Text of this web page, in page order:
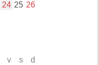
24 25 26
v s d